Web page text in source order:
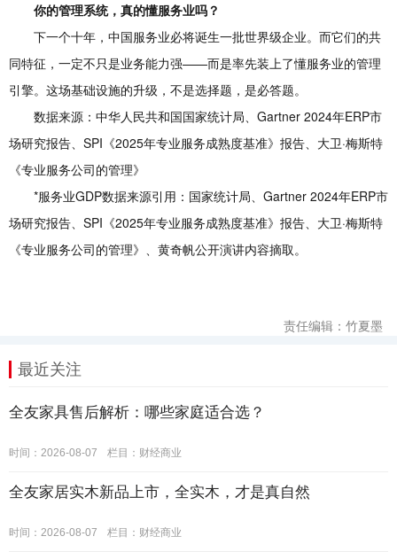
你的管理系统，真的懂服务业吗？
下一个十年，中国服务业必将诞生一批世界级企业。而它们的共
同特征，一定不只是业务能力强——而是率先装上了懂服务业的管理
引擎。这场基础设施的升级，不是选择题，是必答题。
数据来源：中华人民共和国国家统计局、Gartner 2024年ERP市
场研究报告、SPI《2025年专业服务成熟度基准》报告、大卫·梅斯特
《专业服务公司的管理》
*服务业GDP数据来源引用：国家统计局、Gartner 2024年ERP市
场研究报告、SPI《2025年专业服务成熟度基准》报告、大卫·梅斯特
《专业服务公司的管理》、黄奇帆公开演讲内容摘取。
责任编辑：竹夏墨
最近关注
全友家具售后解析：哪些家庭适合选？
时间：2026-08-07 栏目： 财经商业
全友家居实木新品上市，全实木，才是真自然
时间：2026-08-07 栏目： 财经商业